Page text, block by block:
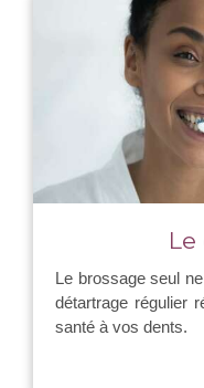
Le brossage seul
détartrage régulier
santé à vos dents.